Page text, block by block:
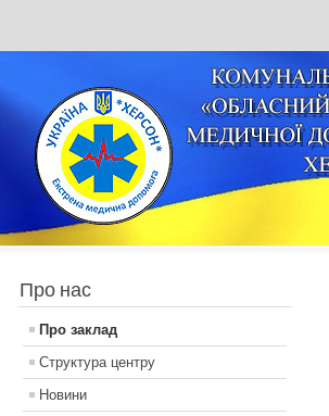
Про нас
Про заклад
Структура центру
Новини